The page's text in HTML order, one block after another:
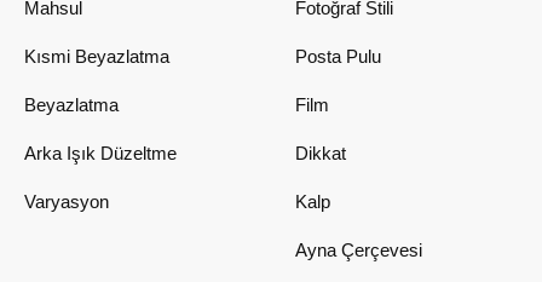
Mahsul
Kısmi Beyazlatma
Beyazlatma
Arka Işık Düzeltme
Varyasyon
Fotoğraf Stili
Posta Pulu
Film
Dikkat
Kalp
Ayna Çerçevesi